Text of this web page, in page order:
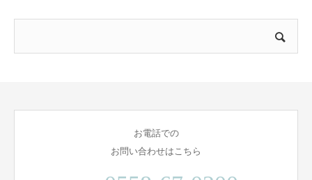
お電話での
お問い合わせはこちら